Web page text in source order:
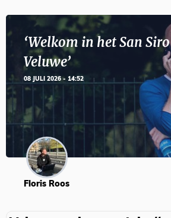
‘Welkom in het San
Veluwe’
08 JULI 2026 - 14:52
Floris Roos